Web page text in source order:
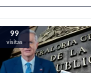
99
visitas